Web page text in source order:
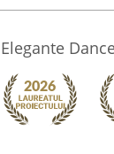
Elegante